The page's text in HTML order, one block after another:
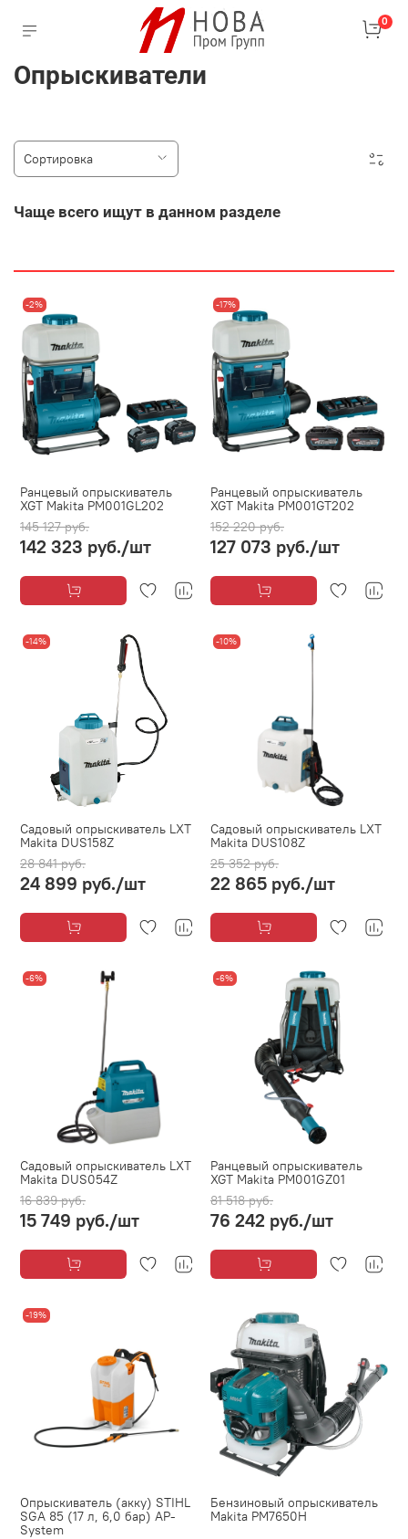
0
Опрыскиватели
Чаще всего ищут в данном разделе
-2%
Ранцевый опрыскиватель
XGT Makita PM001GL202
145 127 руб.
142 323 руб./шт
-17%
Ранцевый опрыскиватель
XGT Makita PM001GT202
152 220 руб.
127 073 руб./шт
-14%
Садовый опрыскиватель LXT
Makita DUS158Z
28 841 руб.
24 899 руб./шт
-10%
Садовый опрыскиватель LXT
Makita DUS108Z
25 352 руб.
22 865 руб./шт
-6%
Садовый опрыскиватель LXT
Makita DUS054Z
16 839 руб.
15 749 руб./шт
-6%
Ранцевый опрыскиватель
XGT Makita PM001GZ01
81 518 руб.
76 242 руб./шт
-19%
Опрыскиватель (акку) STIHL
SGA 85 (17 л, 6,0 бар) AP-
System
Бензиновый опрыскиватель
Makita PM7650H